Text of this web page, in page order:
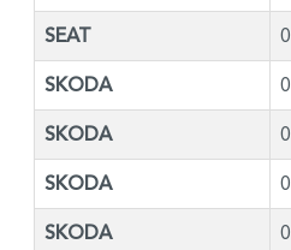
SEAT
SKODA
SKODA
SKODA
SKODA